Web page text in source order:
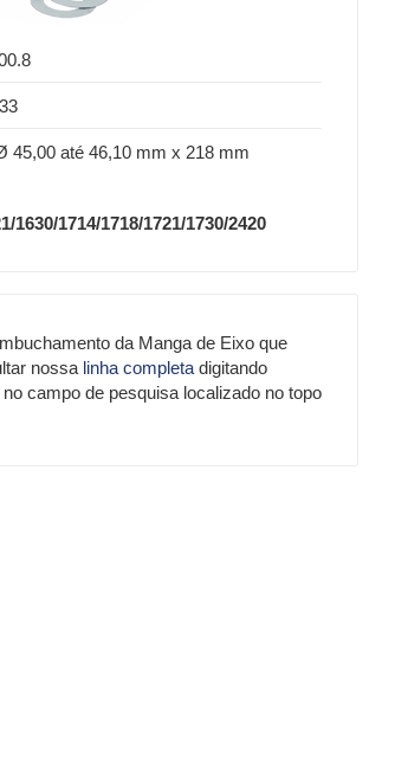
45,00 até 46,10 mm x 218 mm
1630/1714/1718/1721/1730/2420
da Manga de Eixo que
nossa linha completa digitando
no campo de pesquisa localizado no topo